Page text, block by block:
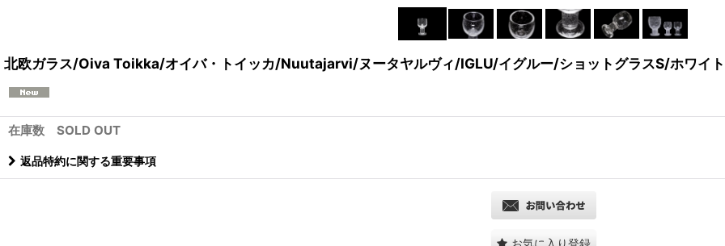
北欧ガラス/Oiva Toikka/オイバ・トイッカ/Nuutajarvi/ヌータヤルヴィ/IGLU/イグルー/ショットグラスS/ホワイ
在庫数 SOLD OUT
返品特約に関する重要事項